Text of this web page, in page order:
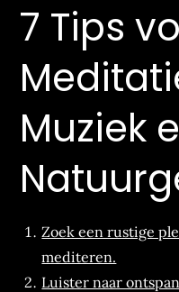
7 Tips
Muziek
Zoek een rustige
mediteren.
Luister naar